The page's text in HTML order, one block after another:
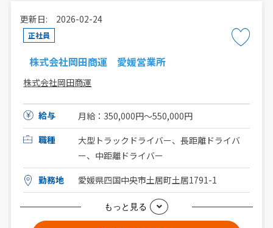
更新日: 2026-02-24
正社員
株式会社岡田商運 愛媛営業所
株式会社岡田商運
給与
月給：350,000円～550,000円
職種
大型トラックドライバー、長距離ドライバ
ー、中距離ドライバー
勤務地
愛媛県四国中央市土居町土居1791-1
もっと見る